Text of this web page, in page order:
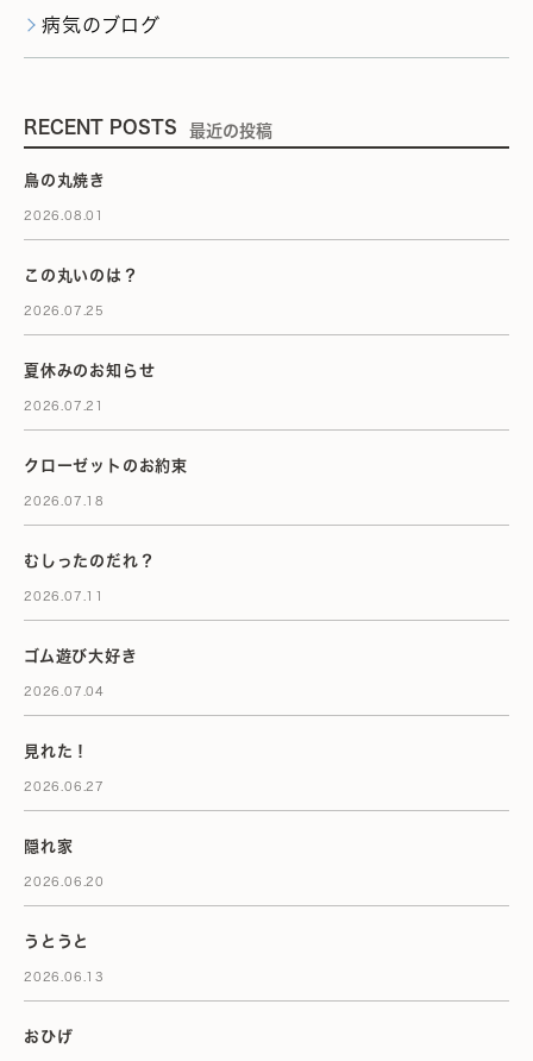
病気のブログ
RECENT POSTS 最近の投稿
鳥の丸焼き
2026.08.01
この丸いのは？
2026.07.25
夏休みのお知らせ
2026.07.21
クローゼットのお約束
2026.07.18
むしったのだれ？
2026.07.11
ゴム遊び大好き
2026.07.04
見れた！
2026.06.27
隠れ家
2026.06.20
うとうと
2026.06.13
おひげ